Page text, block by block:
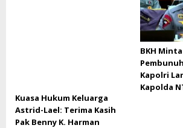
Kuasa Hukum Keluarga
Astrid-Lael: Terima Kasih
Pak Benny K. Harman
BKH
Kapolri
Kapolda